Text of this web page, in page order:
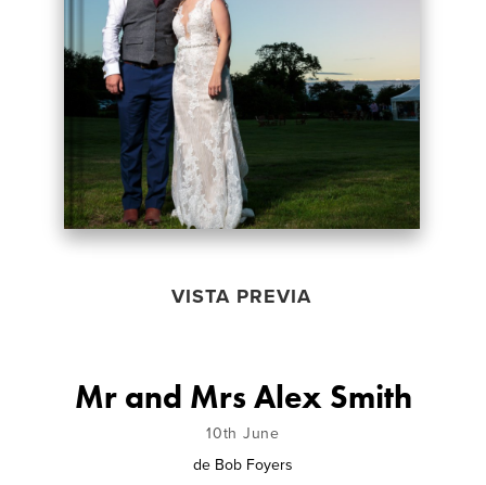
VISTA PREVIA
Mr and Mrs Alex Smith
10th June
de Bob Foyers